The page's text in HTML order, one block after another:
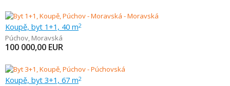
Koupě, byt 1+1, 40 m2
Púchov, Moravská
100 000,00 EUR
Koupě, byt 3+1, 67 m2